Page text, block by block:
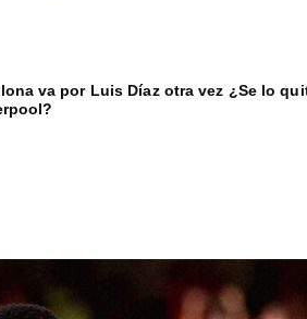
va por Luis Díaz otra vez ¿Se lo